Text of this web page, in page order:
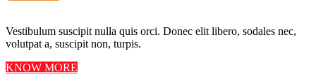
Vestibulum suscipit nulla quis orci. Donec elit libero, sodales nec,
volutpat a, suscipit non, turpis.
KNOW MORE